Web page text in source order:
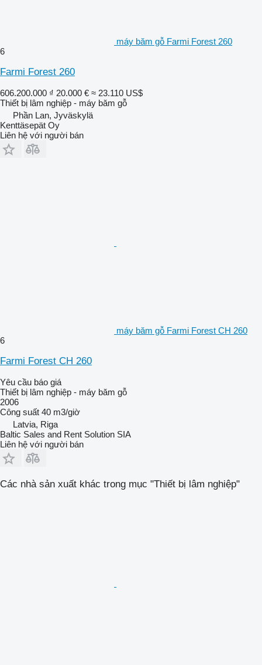
máy băm gỗ Farmi Forest 260
6
Farmi Forest 260
606.200.000 ₫ 20.000 € ≈ 23.110 US$
Thiết bị lâm nghiệp - máy băm gỗ
Phần Lan, Jyväskylä
Kenttäsepät Oy
Liên hệ với người bán
máy băm gỗ Farmi Forest CH 260
6
Farmi Forest CH 260
Yêu cầu báo giá
Thiết bị lâm nghiệp - máy băm gỗ
2006
Công suất 40 m3/giờ
Latvia, Riga
Baltic Sales and Rent Solution SIA
Liên hệ với người bán
Các nhà sản xuất khác trong mục "Thiết bị lâm nghiệp"